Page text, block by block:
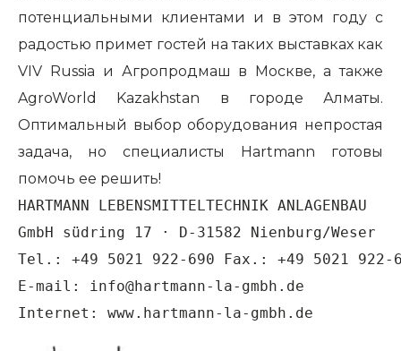
потенциальными клиентами и в этом году с
радостью примет гостей на таких выставках как
VIV Russia и Агропродмаш в Москве, а также
AgroWorld Kazakhstan в городе Алматы.
Оптимальный выбор оборудования непростая
задача, но специалисты Hartmann готовы
помочь ее решить!
HARTMANN LEBENSMITTELTECHNIK ANLAGENBAU
GmbH südring 17 · D-31582 Nienburg/Weser
Tel.: +49 5021 922-690 Fax.: +49 5021
E-mail:
info@hartmann-la-gmbh.de
Internet: www.hartmann-la-gmbh.de